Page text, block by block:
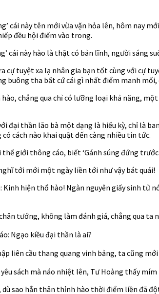
cái này tên mới vừa vặn hỏa lên, hôm nay
đều hội điểm vào trong.
cái này hào là thật có bản lĩnh, người sáng
cự tuyệt xa lạ nhân gia bạn tốt cùng với
tha bất cứ cái gì nhất điểm manh mối,
hào, chẳng qua chỉ có lưỡng loại khả năng,
đại thần lão bà một dạng là hiếu kỳ, chỉ là
cách nào khai quật đến càng nhiều tin tức.
giới thông cáo, biết ‘Gánh súng đứng
tới mới một ngày liền tới như vậy bát quái!
Kinh hiện thổ hào! Ngàn nguyên giấy sinh
tướng, không làm đánh giá, chẳng qua
Ngạo kiều đại thần là ai?
liên cầu thang quang vinh bảng, ta cũng
sách mà náo nhiệt lên, Tư Hoàng thấy
sao hắn thân thỉnh hào thời điểm liền đã